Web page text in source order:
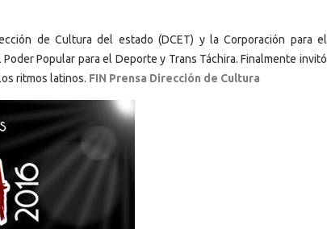
de Cultura del estado (DCET) y la Corporación para el
Popular para el Deporte y Trans Táchira. Finalmente invitó
ritmos latinos. FIN Prensa Dirección de Cultura